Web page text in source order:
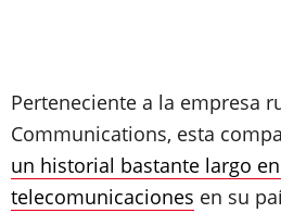
Perteneciente a la empresa
Communications, esta
un historial bastante largo
telecomunicaciones en su